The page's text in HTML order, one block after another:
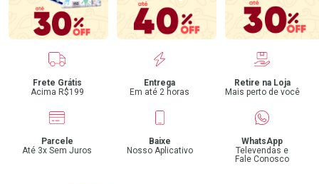
Benefícios
Frete Grátis
Acima R$199
Entrega
Em até 2 horas
Retire na Loja
Mais perto de você
Parcele
Até 3x Sem Juros
Baixe
Nosso Aplicativo
WhatsApp
Televendas e
Fale Conosco